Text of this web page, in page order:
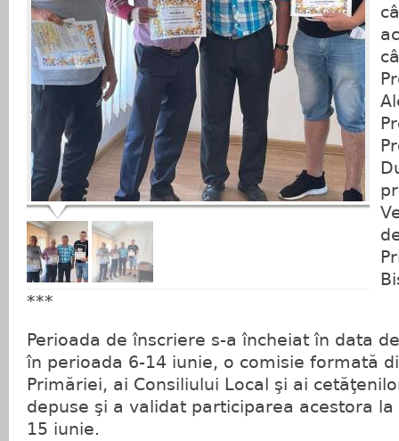
***
Perioada de înscriere s-a încheiat în data
în perioada 6-14 iunie, o comisie formată
Primăriei, ai Consiliului Local şi ai
depuse şi a validat participarea acestora
15 iunie.